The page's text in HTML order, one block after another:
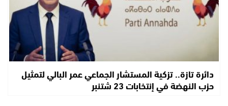
دائرة تازة.. تزكية المستشار الجماعي عمر البالي لتمثيل
حزب النهضة في إنتخابات 23 شتنبر